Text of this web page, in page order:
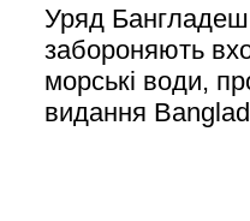
Уряд Бангладеш
забороняють
морські води,
видання